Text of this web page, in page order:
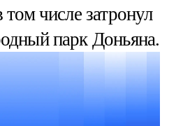
числе затронул
парк Доньяна.